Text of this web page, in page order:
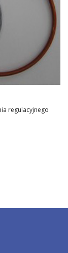
regulacyjnego